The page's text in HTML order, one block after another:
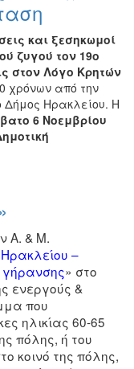
και ξεσηκωμοί
ζυγού τον 19ο
στον Λόγο Κρητών
χρόνων από την
Δήμος Ηρακλείου. Η
6 Νοεμβρίου
Α. & Μ.
–
γήρανσης» στο
ενεργούς &
που
ηλικίας 60-65
πόλης, ή του
κοινό της πόλης,